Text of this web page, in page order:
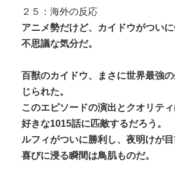
２５：海外の反応
アニメ勢だけど、カイドウがつい
不思議な気分だ。
百獣のカイドウ、まさに世界最強
じられた。
このエピソードの演出とクオリテ
好きな1015話に匹敵するだろう。
ルフィがついに勝利し、夜明けが
喜びに浸る瞬間は鳥肌ものだ。